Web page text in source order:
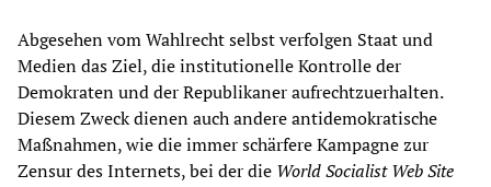
Abgesehen vom Wahlrecht selbst verfolgen Staat und
Medien das Ziel, die institutionelle Kontrolle der
Demokraten und der Republikaner aufrechtzuerhalten.
Diesem Zweck dienen auch andere antidemokratische
Maßnahmen, wie die immer schärfere Kampagne zur
Zensur des Internets, bei der die World Socialist Web Site